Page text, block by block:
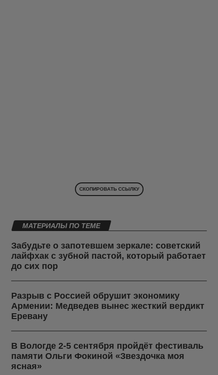
СКОПИРОВАТЬ ССЫЛКУ
МАТЕРИАЛЫ ПО ТЕМЕ
Забудьте о запотевшем зеркале: советский
лайфхак с зубной пастой, который работает
до сих пор
Разрыв с Россией обрушит экономику
Армении: Медведев вынес жесткий вердикт
Еревану
В Вологде 2-5 сентября пройдёт фестиваль
памяти Ольги Фокиной «Звездочка моя
ясная»